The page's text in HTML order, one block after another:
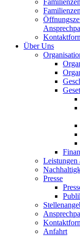
Über Uns
Presse
Anfahrt